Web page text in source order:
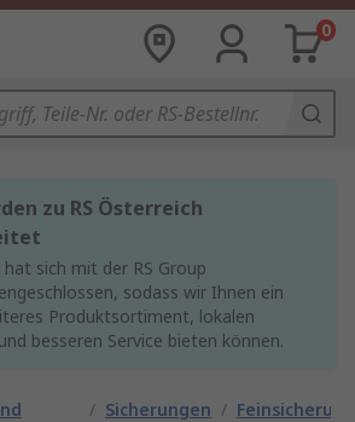
0
zu RS Österreich
sich mit der RS Group
sodass wir Ihnen ein
Produktsortiment, lokalen
besseren Service bieten können.
/ Sicherungen /